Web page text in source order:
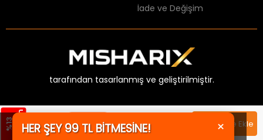
%
1
3
İ
n
d
i
r
im 259,99 TL
Sepette
233,99 TL
Sepete Ekle
İade ve Değişim
tarafından tasarlanmış ve geliştirilmiştir.
×
HER ŞEY 99 TL BİTMESİNE!